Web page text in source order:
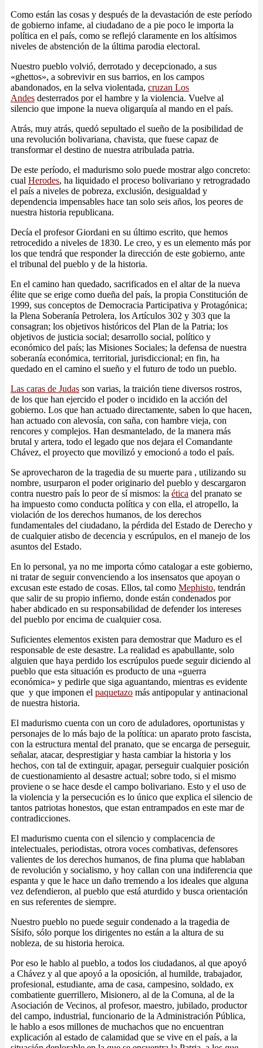
Como están las cosas y después de la devastación de este período
de gobierno infame, al ciudadano de a pie poco le importa la
política en el país, como se reflejó claramente en los altísimos
niveles de abstención de la última parodia electoral.
Nuestro pueblo volvió, derrotado y decepcionado, a sus
«ghettos», a sobrevivir en sus barrios, en los campos
abandonados, en la selva violentada, cruzan Los
Andes desterrados por el hambre y la violencia. Vuelve al
silencio que impone la nueva oligarquía al mando en el país.
Atrás, muy atrás, quedó sepultado el sueño de la posibilidad de
una revolución bolivariana, chavista, que fuese capaz de
transformar el destino de nuestra atribulada patria.
De este período, el madurismo solo puede mostrar algo concreto:
cual Herodes, ha liquidado el proceso bolivariano y retrogradado
el país a niveles de pobreza, exclusión, desigualdad y
dependencia impensables hace tan solo seis años, los peores de
nuestra historia republicana.
Decía el profesor Giordani en su último escrito, que hemos
retrocedido a niveles de 1830. Le creo, y es un elemento más por
los que tendrá que responder la dirección de este gobierno, ante
el tribunal del pueblo y de la historia.
En el camino han quedado, sacrificados en el altar de la nueva
élite que se erige como dueña del país, la propia Constitución de
1999, sus conceptos de Democracia Participativa y Protagónica;
la Plena Soberanía Petrolera, los Artículos 302 y 303 que la
consagran; los objetivos históricos del Plan de la Patria; los
objetivos de justicia social; desarrollo social, político y
económico del país; las Misiones Sociales; la defensa de nuestra
soberanía económica, territorial, jurisdiccional; en fin, ha
quedado en el camino el sueño y el futuro de todo un pueblo.
Las caras de Judas son varias, la traición tiene diversos rostros,
de los que han ejercido el poder o incidido en la acción del
gobierno. Los que han actuado directamente, saben lo que hacen,
han actuado con alevosía, con saña, con hambre vieja, con
rencores y complejos. Han desmantelado, de la manera más
brutal y artera, todo el legado que nos dejara el Comandante
Chávez, el proyecto que movilizó y emocionó a todo el país.
Se aprovecharon de la tragedia de su muerte para , utilizando su
nombre, usurparon el poder originario del pueblo y descargaron
contra nuestro país lo peor de sí mismos: la ética del pranato se
ha impuesto como conducta política y con ella, el atropello, la
violación de los derechos humanos, de los derechos
fundamentales del ciudadano, la pérdida del Estado de Derecho y
de cualquier atisbo de decencia y escrúpulos, en el manejo de los
asuntos del Estado.
En lo personal, ya no me importa cómo catalogar a este gobierno,
ni tratar de seguir convenciendo a los insensatos que apoyan o
excusan este estado de cosas. Ellos, tal como Mephisto, tendrán
que salir de su propio infierno, donde están condenados por
haber abdicado en su responsabilidad de defender los intereses
del pueblo por encima de cualquier cosa.
Suficientes elementos existen para demostrar que Maduro es el
responsable de este desastre. La realidad es apabullante, solo
alguien que haya perdido los escrúpulos puede seguir diciendo al
pueblo que esta situación es producto de una «guerra
económica» y pedirle que siga aguantando, mientras es evidente
que y que imponen el paquetazo más antipopular y antinacional
de nuestra historia.
El madurismo cuenta con un coro de aduladores, oportunistas y
personajes de lo más bajo de la política: un aparato proto fascista,
con la estructura mental del pranato, que se encarga de perseguir,
señalar, atacar, desprestigiar y hasta cambiar la historia y los
hechos, con tal de extinguir, apagar, perseguir cualquier posición
de cuestionamiento al desastre actual; sobre todo, si el mismo
proviene o se hace desde el campo bolivariano. Esto y el uso de
la violencia y la persecución es lo único que explica el silencio de
tantos patriotas honestos, que estan entrampados en este mar de
contradicciones.
El madurismo cuenta con el silencio y complacencia de
intelectuales, periodistas, otrora voces combativas, defensores
valientes de los derechos humanos, de fina pluma que hablaban
de revolución y socialismo, y hoy callan con una indiferencia que
espanta y que le hace un daño tremendo a los ideales que alguna
vez defendieron, al pueblo que está aturdido y busca orientación
en sus referentes de siempre.
Nuestro pueblo no puede seguir condenado a la tragedia de
Sísifo, sólo porque los dirigentes no están a la altura de su
nobleza, de su historia heroica.
Por eso le hablo al pueblo, a todos los ciudadanos, al que apoyó
a Chávez y al que apoyó a la oposición, al humilde, trabajador,
profesional, estudiante, ama de casa, campesino, soldado, ex
combatiente guerrillero, Misionero, al de la Comuna, al de la
Asociación de Vecinos, al profesor, maestro, jubilado, productor
del campo, industrial, funcionario de la Administración Pública,
le hablo a esos millones de muchachos que no encuentran
explicación al estado de calamidad que se vive en el país, a la